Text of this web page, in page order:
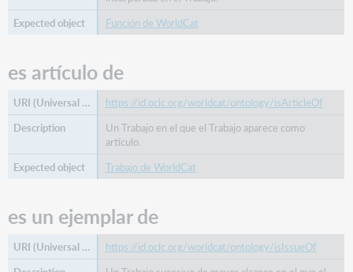
Función de WorldCat
es artículo de
https://id.oclc.org/worldcat/ontology/isArticleOf
Un Trabajo en el que el Trabajo aparece como
artículo.
Trabajo de WorldCat
es un ejemplar de
https://id.oclc.org/worldcat/ontology/isIssueOf